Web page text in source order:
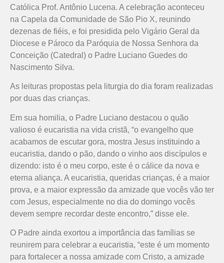
Católica Prof. Antônio Lucena. A celebração aconteceu
na Capela da Comunidade de São Pio X, reunindo
dezenas de fiéis, e foi presidida pelo Vigário Geral da
Diocese e Pároco da Paróquia de Nossa Senhora da
Conceição (Catedral) o Padre Luciano Guedes do
Nascimento Silva.
As leituras propostas pela liturgia do dia foram realizadas
por duas das crianças.
Em sua homilia, o Padre Luciano destacou o quão
valioso é eucaristia na vida cristã, “o evangelho que
acabamos de escutar gora, mostra Jesus instituindo a
eucaristia, dando o pão, dando o vinho aos discípulos e
dizendo: isto é o meu corpo, este é o cálice da nova e
eterna aliança. A eucaristia, queridas crianças, é a maior
prova, e a maior expressão da amizade que vocês vão ter
com Jesus, especialmente no dia do domingo vocês
devem sempre recordar deste encontro,” disse ele.
O Padre ainda exortou a importância das famílias se
reunirem para celebrar a eucaristia, “este é um momento
para fortalecer a nossa amizade com Cristo, a amizade